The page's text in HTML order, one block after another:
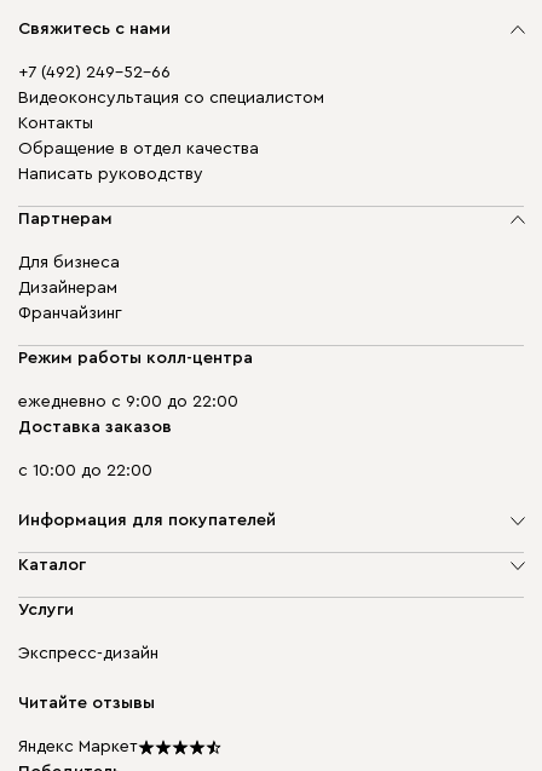
Свяжитесь с нами
+7 (492) 249-52-66
Видеоконсультация со специалистом
Контакты
Обращение в отдел качества
Написать руководству
Партнерам
Для бизнеса
Дизайнерам
Франчайзинг
Режим работы колл-центра
ежедневно с 9:00 до 22:00
Доставка заказов
с 10:00 до 22:00
Информация для покупателей
О компании
Доставка и оплата
диван.клуб
Карьера
Мы в прессе
Каталог
Мягкая мебель
Бескаркасная мебель
Столы и стулья
Услуги
Экспресс-дизайн
Читайте отзывы
Яндекс Маркет